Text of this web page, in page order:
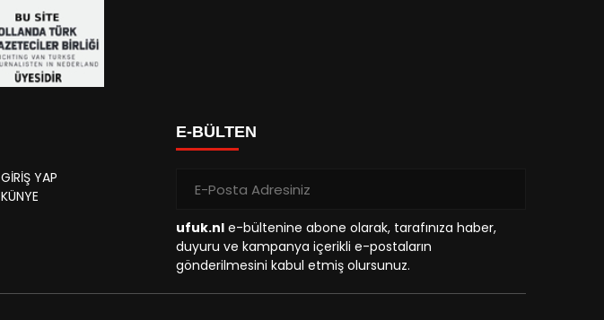
GİRİŞ YAP
KÜNYE
E-BÜLTEN
ufuk.nl e-bültenine abone olarak, tarafınıza haber,
duyuru ve kampanya içerikli e-postaların
gönderilmesini kabul etmiş olursunuz.